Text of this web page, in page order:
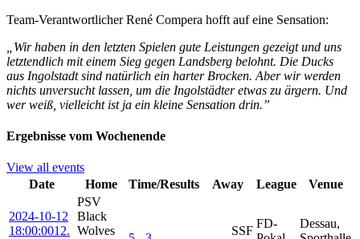
Team-Verantwortlicher René Compera hofft auf eine Sensation:
„Wir haben in den letzten Spielen gute Leistungen gezeigt und uns
letztendlich mit einem Sieg gegen Landsberg belohnt. Die Ducks
aus Ingolstadt sind natürlich ein harter Brocken. Aber wir werden
nichts unversucht lassen, um die Ingolstädter etwas zu ärgern. Und
wer weiß, vielleicht ist ja ein kleine Sensation drin.”
Ergebnisse vom Wochenende
View all events
Date
Home Time/Results Away League Venue
2024-10-12
18:00:0012.
PSV
Black
Wolves
SSF
FD-
Dessau,